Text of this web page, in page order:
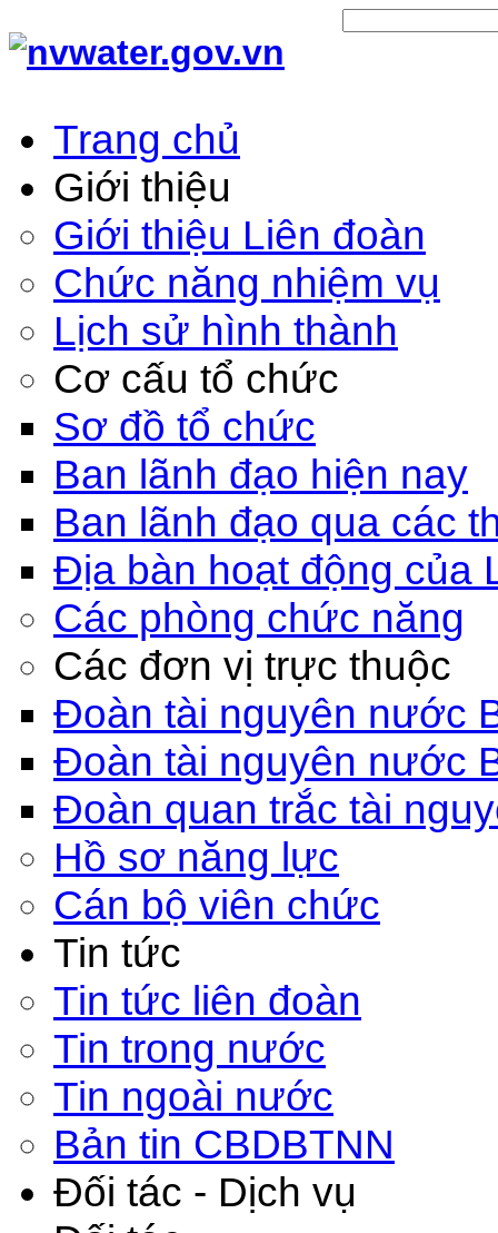
Trang chủ
Giới thiệu
Giới thiệu Liên đoàn
Chức năng nhiệm vụ
Lịch sử hình thành
Cơ cấu tổ chức
Sơ đồ tổ chức
Ban lãnh đạo hiện nay
Ban lãnh đạo qua các
Địa bàn hoạt động của
Các phòng chức năng
Các đơn vị trực thuộc
Đoàn tài nguyên nước
Đoàn tài nguyên nước
Đoàn quan trắc tài
Hồ sơ năng lực
Cán bộ viên chức
Tin tức
Tin tức liên đoàn
Tin trong nước
Tin ngoài nước
Bản tin CBDBTNN
Đối tác - Dịch vụ